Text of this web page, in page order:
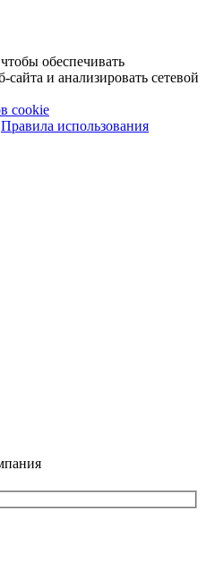
обеспечивать
и анализировать сетевой
cookie
Правила использования